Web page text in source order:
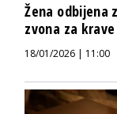
Žena odbijena
zvona za krave
18/01/2026 | 11:00